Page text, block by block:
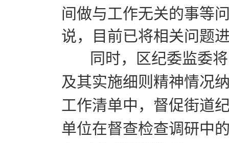
间做与工作无关的事等
说，目前已将相关问题
同时，区纪委监委将
及其实施细则精神情况
工作清单中，督促街道
单位在督查检查调研中